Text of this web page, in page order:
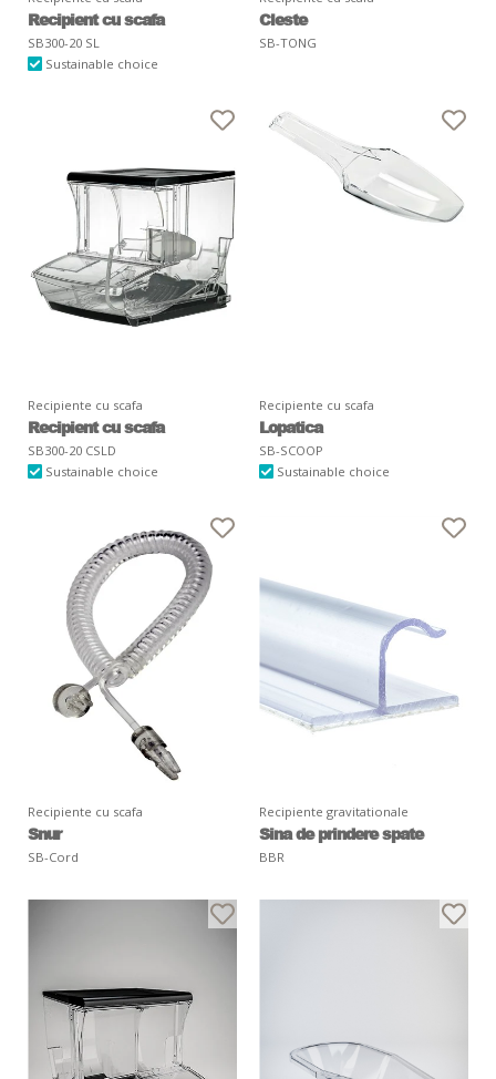
Recipient cu scafa
SB300-20 SL
Sustainable choice
Cleste
SB-TONG
Recipiente cu scafa
Recipient cu scafa
SB300-20 CSLD
Sustainable choice
Recipiente cu scafa
Lopatica
SB-SCOOP
Sustainable choice
Recipiente cu scafa
Snur
SB-Cord
Recipiente gravitationale
Sina de prindere spate
BBR